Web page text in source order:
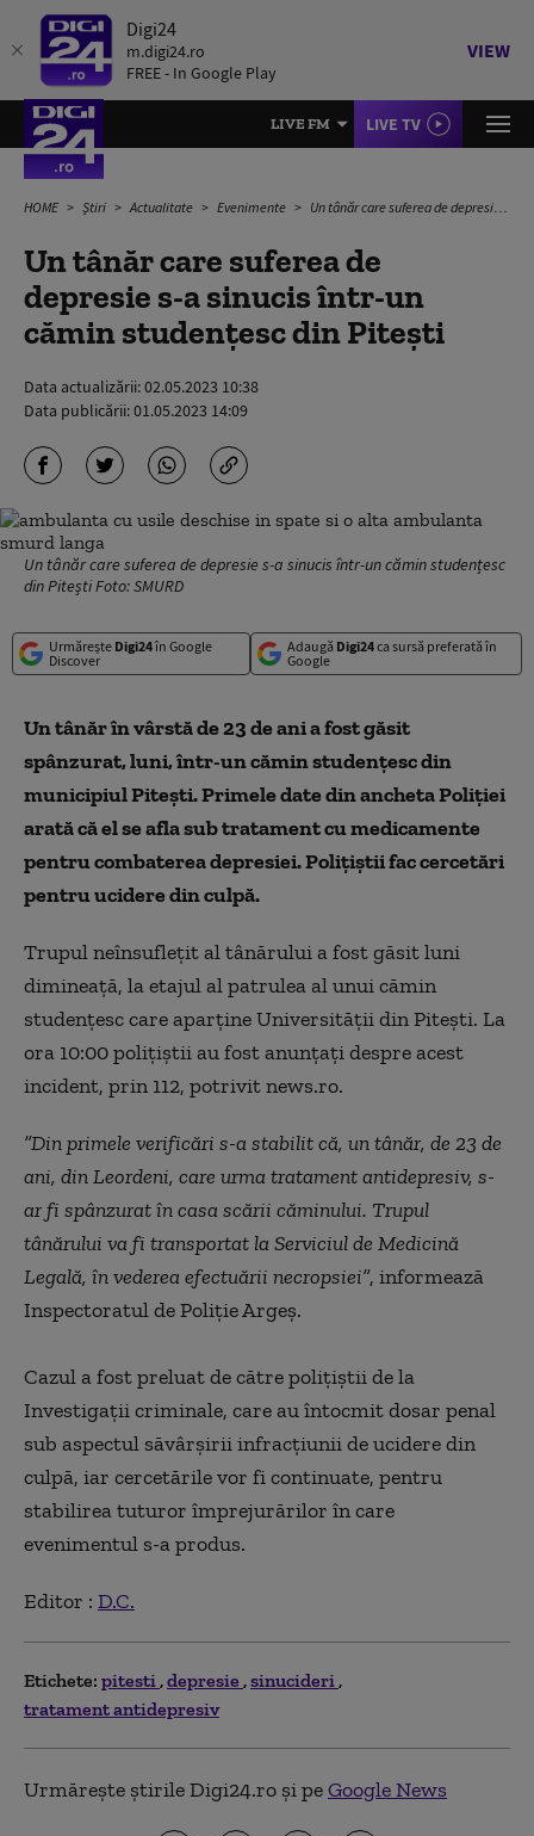
Digi24
m.digi24.ro
FREE - In Google Play
VIEW
LIVE FM LIVE TV
HOME Știri Actualitate Evenimente Un tânăr care suferea de depresie s-a sinucis într-un cămin studențesc din Pitești
Un tânăr care suferea de
depresie s-a sinucis într-un
cămin studențesc din Pitești
Data actualizării:02.05.2023 10:38
Data publicării:01.05.2023 14:09
Un tânăr care suferea de depresie s-a sinucis într-un cămin studențesc
din Pitești Foto: SMURD
Urmărește Digi24în Google
Discover
Adaugă Digi24ca sursă preferată în
Google
Un tânăr în vârstă de 23 de ani a fost găsit
spânzurat, luni, într-un cămin studenţesc din
municipiul Piteşti. Primele date din ancheta Poliţiei
arată că el se afla sub tratament cu medicamente
pentru combaterea depresiei. Poliţiştii fac cercetări
pentru ucidere din culpă.
Trupul neînsufleţit al tânărului a fost găsit luni
dimineaţă, la etajul al patrulea al unui cămin
studenţesc care aparţine Universităţii din Piteşti. La
ora 10:00 poliţiştii au fost anunţaţi despre acest
incident, prin 112, potrivit news.ro.
”Din primele verificări s-a stabilit că, un tânăr, de 23 de
ani, din Leordeni, care urma tratament antidepresiv, s-
ar fi spânzurat în casa scării căminului. Trupul
tânărului va fi transportat la Serviciul de Medicină
Legală, în vederea efectuării necropsiei”, informează
Inspectoratul de Poliţie Argeş.
Cazul a fost preluat de către poliţiştii de la
Investigaţii criminale, care au întocmit dosar penal
sub aspectul săvârşirii infracţiunii de ucidere din
culpă, iar cercetările vor fi continuate, pentru
stabilirea tuturor împrejurărilor în care
evenimentul s-a produs.
Editor : D.C.
Etichete: pitesti depresie sinucideri
tratament antidepresiv
Urmărește știrile Digi24.ro și peGoogle News